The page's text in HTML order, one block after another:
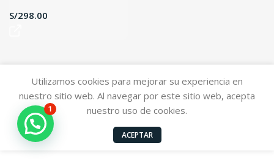
S/
Utilizamos cookies para mejorar su experiencia en
nuestro sitio web. Al navegar por este sitio web, acepta
nuestro uso de cookies.
ACEPTAR
1